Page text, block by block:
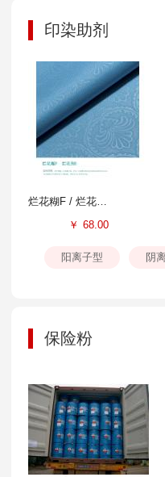
印染助剂
烂花糊F / 烂花剂E
￥ 68.00
阳离子型 阴
保险粉